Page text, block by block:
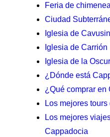
Feria de
Ciudad
Iglesia de
Iglesia de Carrión
Iglesia de la
¿Dónde está
¿Qué comprar en
Los mejores
Los mejores
Cappadocia